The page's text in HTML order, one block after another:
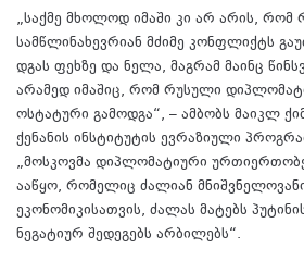
„საქმე მხოლოდ იმაში კი არ არის, რომ
სამწლინახევრიან მძიმე კონფლიქტს
დგას ფეხზე და ნელა, მაგრამ მაინც
არამედ იმაშიც, რომ რუსული
ოსტატური გამოდგა“, – ამბობს მაიკლ
ქენანის ინსტიტუტის ევრაზიული
„მოსკოვმა დიპლომატიური
ააწყო, რომელიც ძალიან
ეკონომიკისათვის, ძალას მატებს
ნეგატიურ შედეგებს არბილებს“.